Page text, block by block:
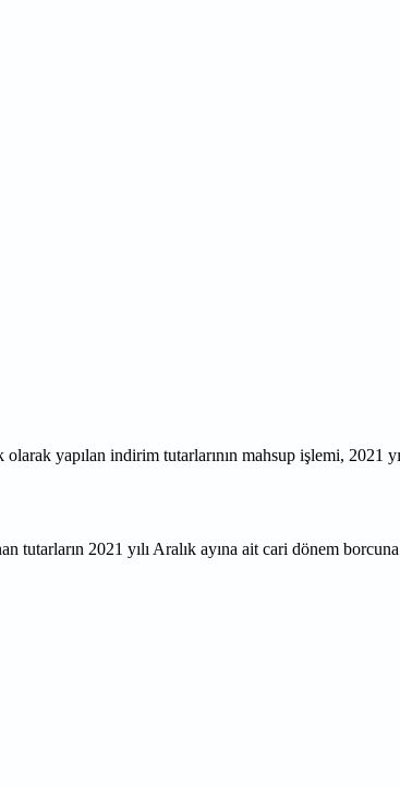
yapılan indirim tutarlarının mahsup işlemi, 2021
2021 yılı Aralık ayına ait cari dönem